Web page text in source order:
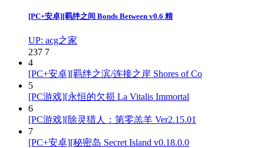
[PC+安卓][羁绊之间 Bonds Between v0.6 精
UP: acg之家
237 7
4
[PC+安卓][羁绊之滨/连接之岸 Shores of Co
5
[PC游戏][永恒的欠损 La Vitalis Immortal
6
[PC游戏][除灵猎人：第零羔羊 Ver2.15.01
7
[PC+安卓][秘密岛 Secret Island v0.18.0.0